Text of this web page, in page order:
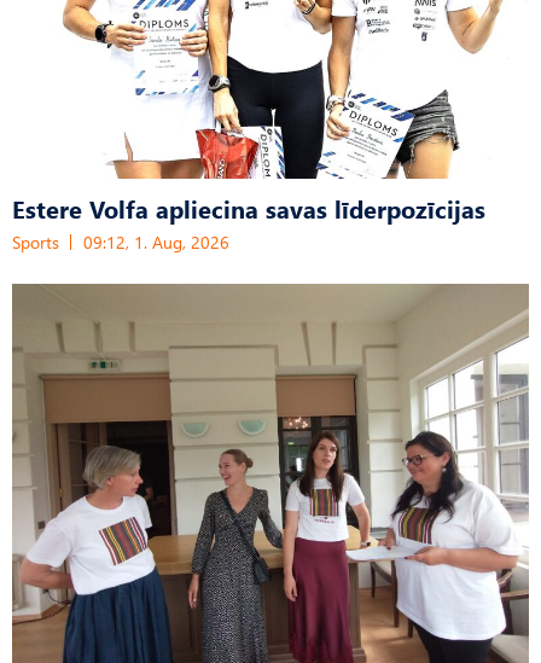
Estere Volfa apliecina savas līderpozīcijas
Sports 09:12, 1. Aug, 2026